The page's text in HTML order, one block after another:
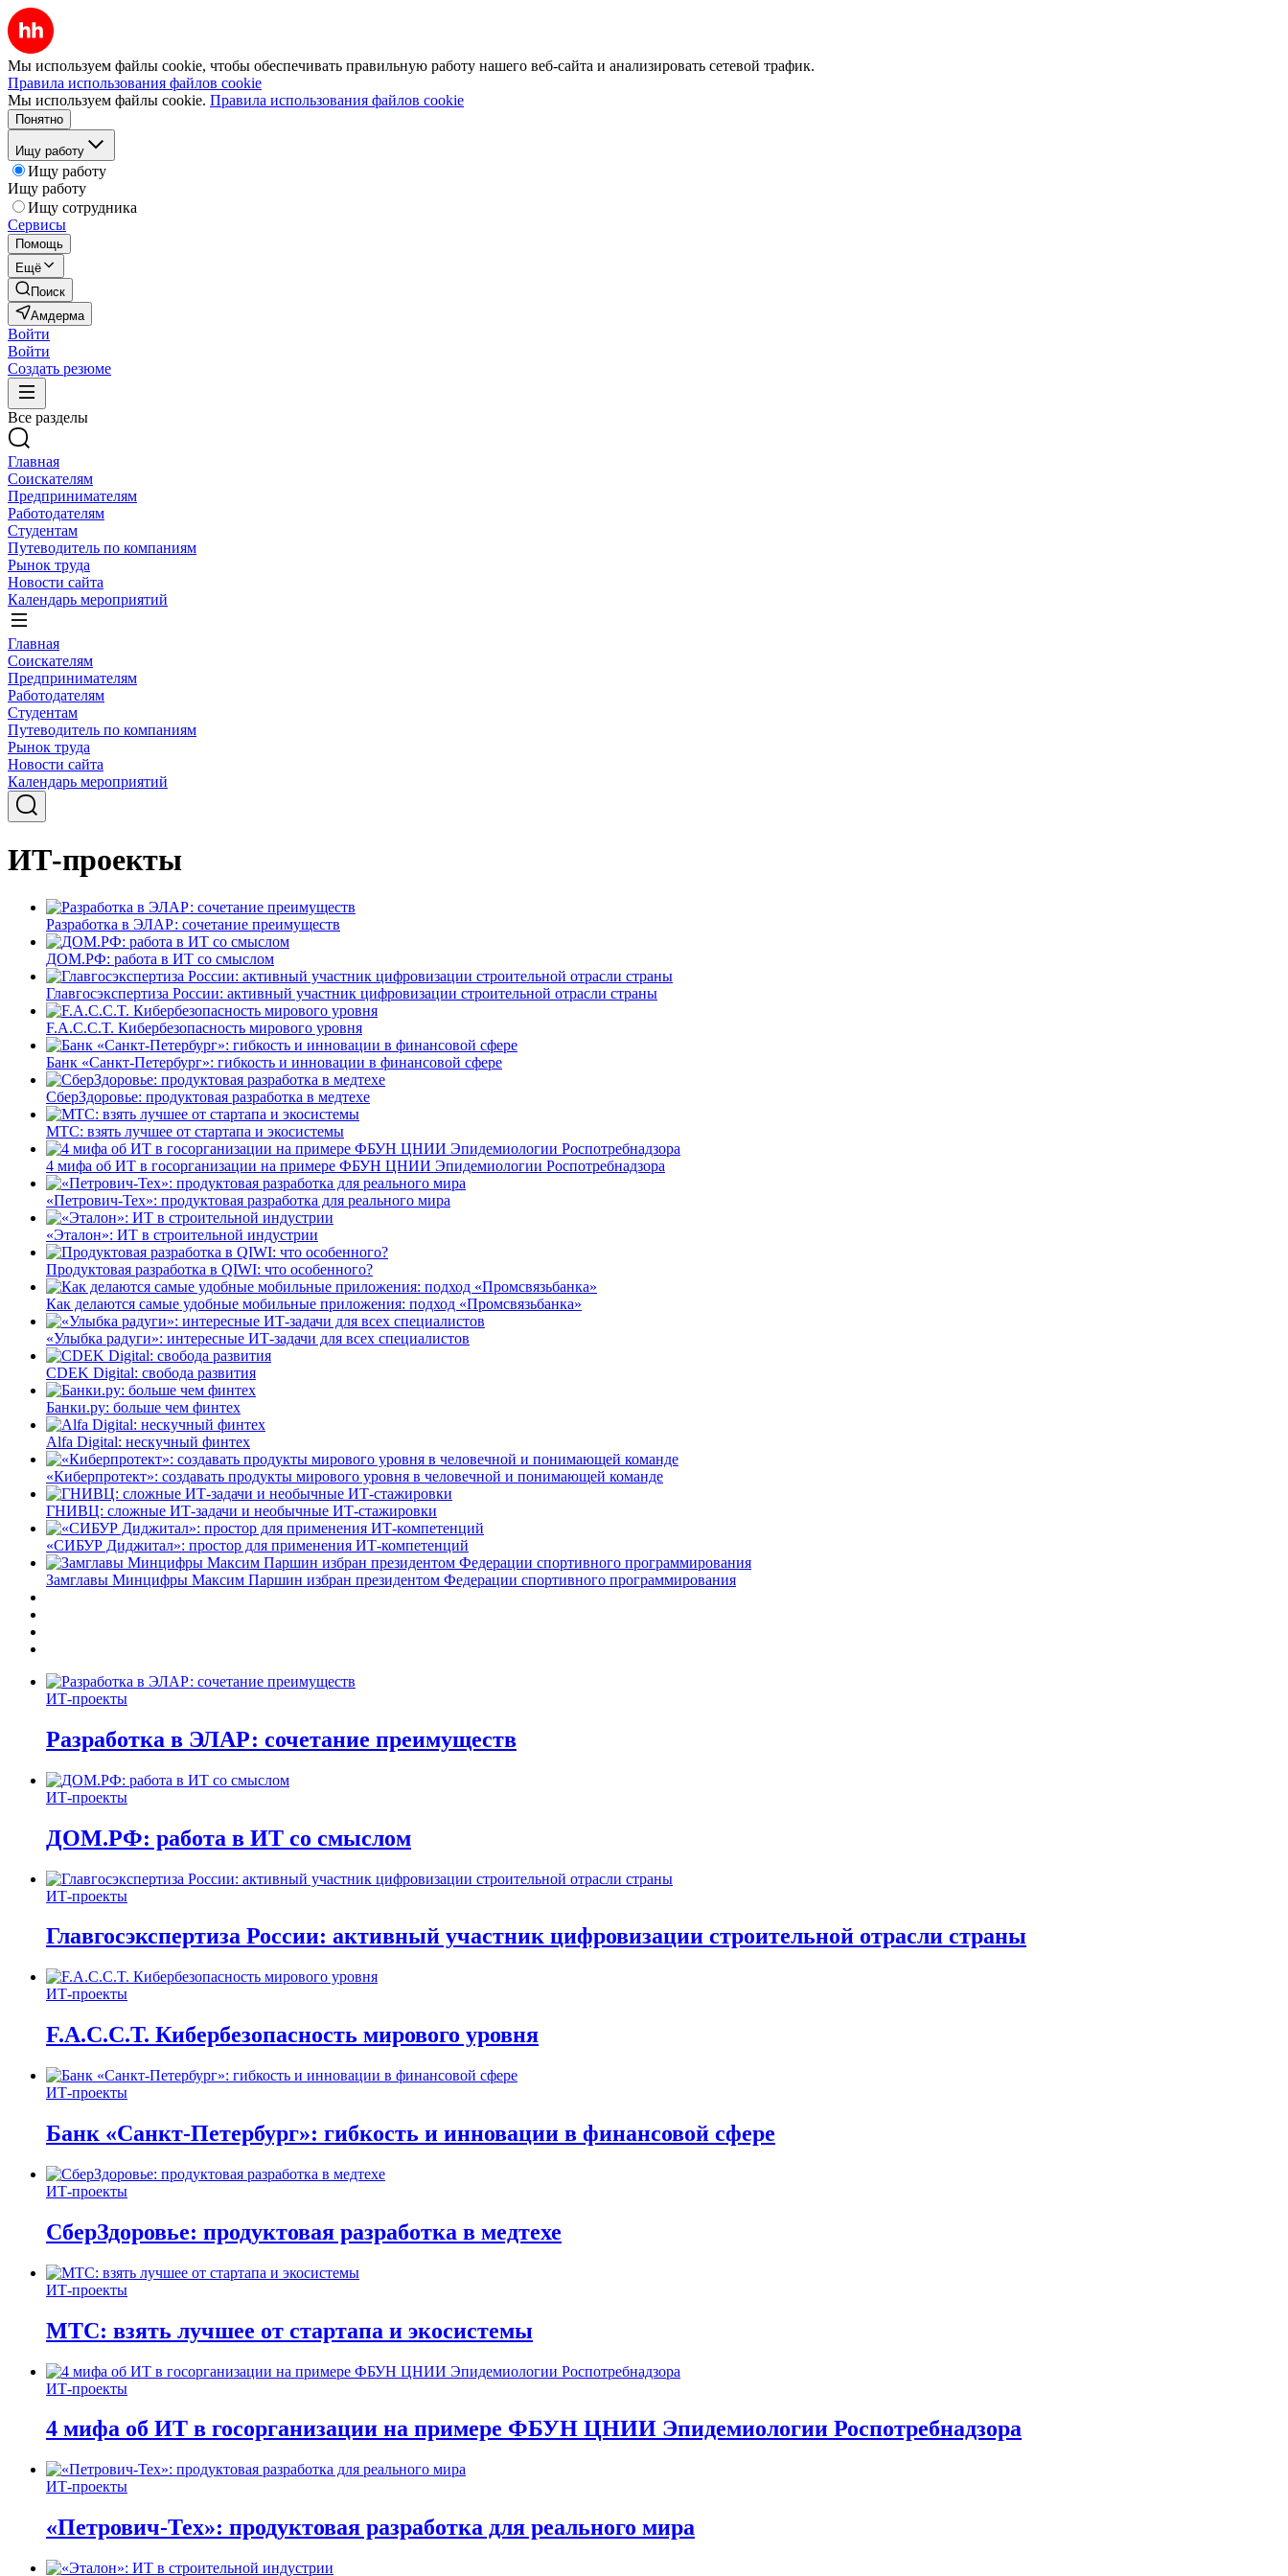
Мы используем файлы cookie, чтобы обеспечивать правильную работу нашего веб-сайта и анализировать сетевой трафик.
Правила использования файлов cookie
Мы используем файлы cookie. Правила использования файлов cookie
Понятно
Ищу работу
Ищу работу
Ищу работу
Ищу сотрудника
Сервисы
Помощь
Ещё
Поиск
Амдерма
Войти
Войти
Создать резюме
Все разделы
Главная
Соискателям
Предпринимателям
Работодателям
Студентам
Путеводитель по компаниям
Рынок труда
Новости сайта
Календарь мероприятий
Главная
Соискателям
Предпринимателям
Работодателям
Студентам
Путеводитель по компаниям
Рынок труда
Новости сайта
Календарь мероприятий
ИТ-проекты
Разработка в ЭЛАР: сочетание преимуществ
ДОМ.РФ: работа в ИТ со смыслом
Главгосэкспертиза России: активный участник цифровизации строительной отрасли страны
F.A.C.C.T. Кибербезопасность мирового уровня
Банк «Санкт-Петербург»: гибкость и инновации в финансовой сфере
СберЗдоровье: продуктовая разработка в медтехе
МТС: взять лучшее от стартапа и экосистемы
4 мифа об ИТ в госорганизации на примере ФБУН ЦНИИ Эпидемиологии Роспотребнадзора
«Петрович-Тех»: продуктовая разработка для реального мира
«Эталон»: ИТ в строительной индустрии
Продуктовая разработка в QIWI: что особенного?
Как делаются самые удобные мобильные приложения: подход «Промсвязьбанка»
«Улыбка радуги»: интересные ИТ-задачи для всех специалистов
CDEK Digital: свобода развития
Банки.ру: больше чем финтех
Alfa Digital: нескучный финтех
«Киберпротект»: создавать продукты мирового уровня в человечной и понимающей команде
ГНИВЦ: сложные ИТ‑задачи и необычные ИТ‑стажировки
«СИБУР Диджитал»: простор для применения ИТ-компетенций
Замглавы Минцифры Максим Паршин избран президентом Федерации спортивного программирования
ИТ-проекты
Разработка в ЭЛАР: сочетание преимуществ
ИТ-проекты
ДОМ.РФ: работа в ИТ со смыслом
ИТ-проекты
Главгосэкспертиза России: активный участник цифровизации строительной отрасли страны
ИТ-проекты
F.A.C.C.T. Кибербезопасность мирового уровня
ИТ-проекты
Банк «Санкт-Петербург»: гибкость и инновации в финансовой сфере
ИТ-проекты
СберЗдоровье: продуктовая разработка в медтехе
ИТ-проекты
МТС: взять лучшее от стартапа и экосистемы
ИТ-проекты
4 мифа об ИТ в госорганизации на примере ФБУН ЦНИИ Эпидемиологии Роспотребнадзора
ИТ-проекты
«Петрович-Тех»: продуктовая разработка для реального мира